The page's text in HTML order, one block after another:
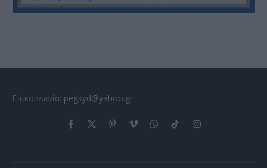
Επικοινωνία: pegkyd@yahoo.gr
Facebook
X
PinterestVimeoWhatsApp
TikTokInstagram